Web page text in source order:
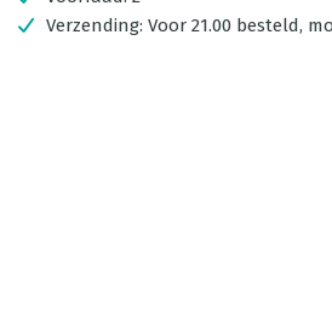
Verzending: Voor 21.00 besteld,